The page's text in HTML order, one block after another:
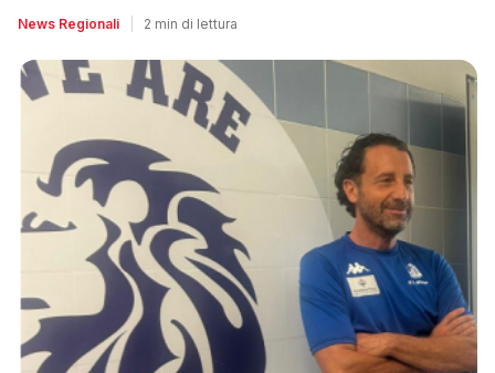
News Regionali 2 min di lettura